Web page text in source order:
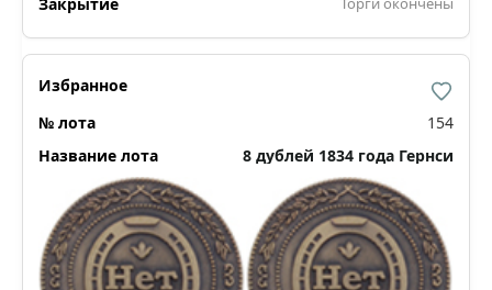
154
8 дублей 1834 года Гернси